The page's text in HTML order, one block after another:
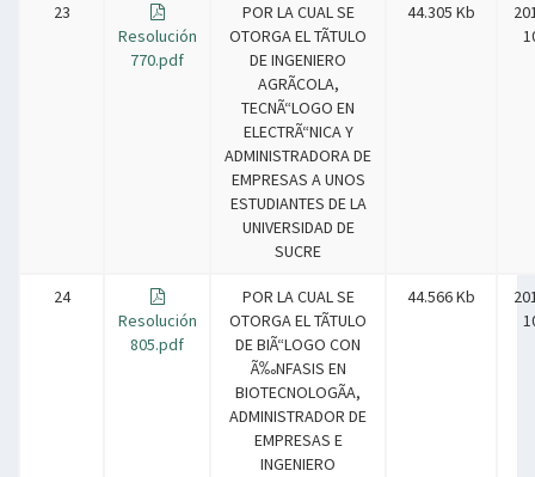
23
Resolución
770.pdf
POR LA CUAL SE
OTORGA EL TÃTULO
DE INGENIERO
AGRÃCOLA,
TECNÃ“LOGO EN
ELECTRÃ“NICA Y
ADMINISTRADORA DE
EMPRESAS A UNOS
ESTUDIANTES DE LA
UNIVERSIDAD DE
SUCRE
44.305 Kb
24
Resolución
805.pdf
POR LA CUAL SE
OTORGA EL TÃTULO
DE BIÃ“LOGO CON
Ã‰NFASIS EN
BIOTECNOLOGÃA,
ADMINISTRADOR DE
EMPRESAS E
INGENIERO
44.566 Kb